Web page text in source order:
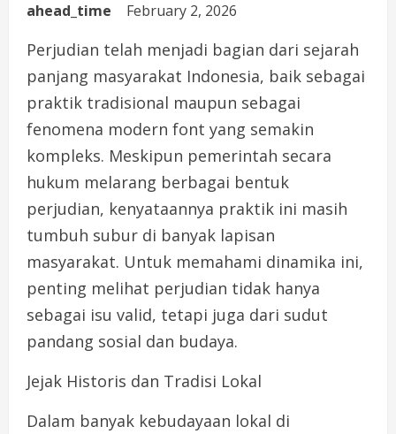
ahead_time February 2, 2026
Perjudian telah menjadi bagian dari sejarah
panjang masyarakat Indonesia, baik sebagai
praktik tradisional maupun sebagai
fenomena modern font yang semakin
kompleks. Meskipun pemerintah secara
hukum melarang berbagai bentuk
perjudian, kenyataannya praktik ini masih
tumbuh subur di banyak lapisan
masyarakat. Untuk memahami dinamika ini,
penting melihat perjudian tidak hanya
sebagai isu valid, tetapi juga dari sudut
pandang sosial dan budaya.
Jejak Historis dan Tradisi Lokal
Dalam banyak kebudayaan lokal di